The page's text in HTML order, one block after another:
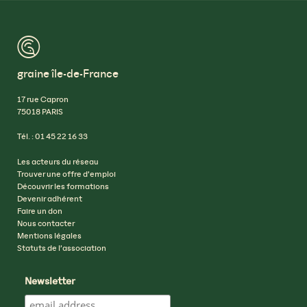
™
graine île-de-France
17 rue Capron
75018 PARIS
Tél. : 01 45 22 16 33
Les acteurs du réseau
Trouver une offre d’emploi
Découvrir les formations
Devenir adhérent
Faire un don
Nous contacter
Mentions légales
Statuts de l’association
Newsletter